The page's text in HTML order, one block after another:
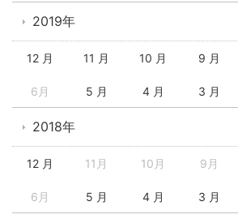
2019年
12 月 11 月 10 月 9 月
6月 5 月 4 月 3 月
2018年
12 月 11月 10月 9月
6月 5 月 4 月 3 月